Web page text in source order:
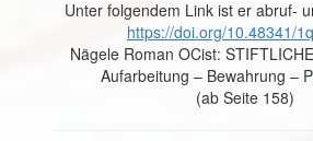
Unter folgendem Link ist er abruf-
https://doi.org/10.48341/
Nägele Roman OCist:
Aufarbeitung – Bewahrung –
(ab Seite 158)